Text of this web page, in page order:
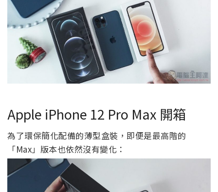
Apple iPhone 12 Pro Max 開箱
為了環保簡化配備的薄型盒裝，即便是最高階的
「Max」版本也依然沒有變化：